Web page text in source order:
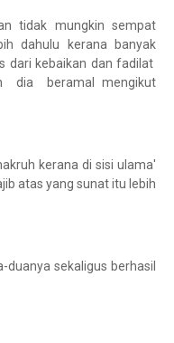
tidak mungkin sempat
dahulu kerana banyak
dari kebaikan dan fadilat
dia beramal mengikut
kerana di sisi ulama'
atas yang sunat itu lebih
duanya sekaligus berhasil